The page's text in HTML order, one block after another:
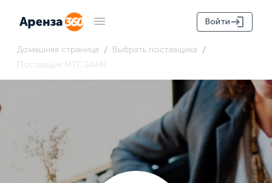
Войти
Домашняя страница / Выбрать поставщика /
Поставщик МТС БАНК